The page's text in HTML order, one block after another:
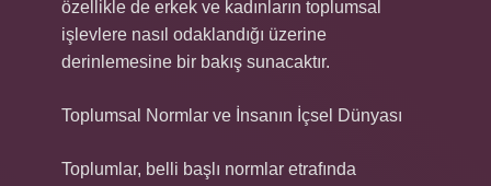
özellikle de erkek ve kadınların toplumsal
işlevlere nasıl odaklandığı üzerine
derinlemesine bir bakış sunacaktır.
Toplumsal Normlar ve İnsanın İçsel Dünyası
Toplumlar, belli başlı normlar etrafında